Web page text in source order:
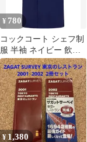
¥ 780
コックコート シェフ制
服 半袖 ネイビー 飲食
店 ユニフォーム 3XL
¥1,380